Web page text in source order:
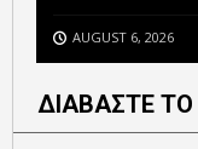
AUGUST 6, 2026
ΔΙΑΒΑΣΤΕ ΤΟ